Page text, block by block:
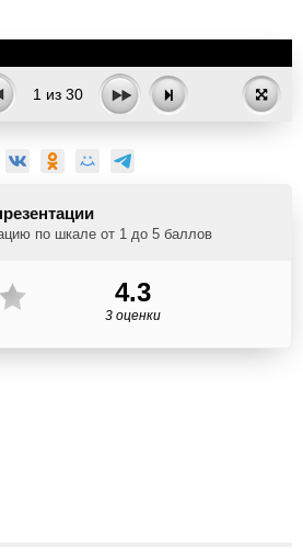
1 из 30
по шкале от 1 до 5 баллов
4.3
3 оценки